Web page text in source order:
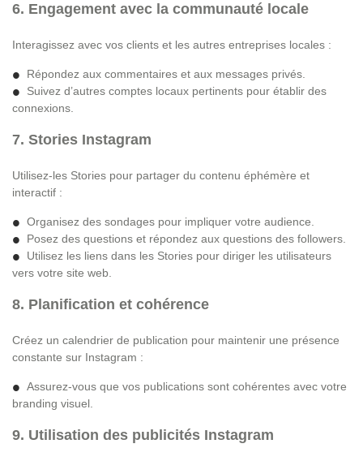
6. Engagement avec la communauté locale
Interagissez avec vos clients et les autres entreprises locales :
Répondez aux commentaires et aux messages privés.
Suivez d’autres comptes locaux pertinents pour établir des
connexions.
7. Stories Instagram
Utilisez-les Stories pour partager du contenu éphémère et
interactif :
Organisez des sondages pour impliquer votre audience.
Posez des questions et répondez aux questions des followers.
Utilisez les liens dans les Stories pour diriger les utilisateurs
vers votre site web.
8. Planification et cohérence
Créez un calendrier de publication pour maintenir une présence
constante sur Instagram :
Assurez-vous que vos publications sont cohérentes avec votre
branding visuel.
9. Utilisation des publicités Instagram